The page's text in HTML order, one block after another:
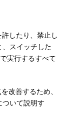
したり、禁止し
スイッチした
実行するすべて
改善するため、
いて説明す